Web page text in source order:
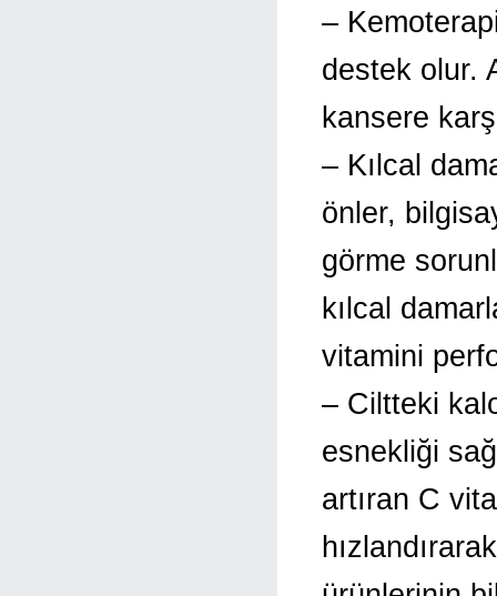
–
destek olur.
kansere
– Kılcal
önler,
görme
kılcal
vitamini
– Ciltteki
esnekliği
artıran C